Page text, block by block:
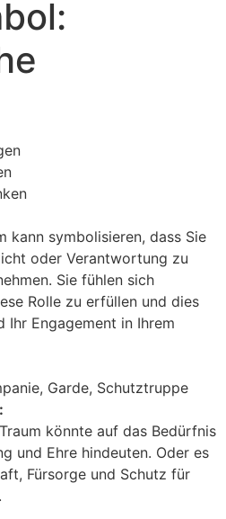
kann symbolisieren, dass Sie
oder Verantwortung zu
Sie fühlen sich
Rolle zu erfüllen und dies
Ihr Engagement in Ihrem
Garde, Schutztruppe
könnte auf das Bedürfnis
und Ehre hindeuten. Oder es
Fürsorge und Schutz für